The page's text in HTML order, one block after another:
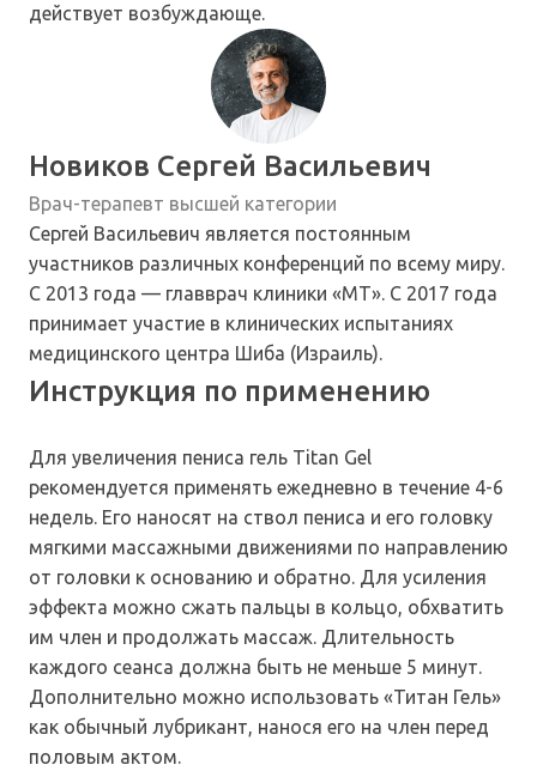
действует возбуждающе.
Новиков Сергей Васильевич
Врач-терапевт высшей категории
Сергей Васильевич является постоянным
участников различных конференций по всему миру.
С 2013 года — главврач клиники «МТ». С 2017 года
принимает участие в клинических испытаниях
медицинского центра Шиба (Израиль).
Инструкция по применению
Для увеличения пениса гель Titan Gel
рекомендуется применять ежедневно в течение 4-6
недель. Его наносят на ствол пениса и его головку
мягкими массажными движениями по направлению
от головки к основанию и обратно. Для усиления
эффекта можно сжать пальцы в кольцо, обхватить
им член и продолжать массаж. Длительность
каждого сеанса должна быть не меньше 5 минут.
Дополнительно можно использовать «Титан Гель»
как обычный лубрикант, нанося его на член перед
половым актом.